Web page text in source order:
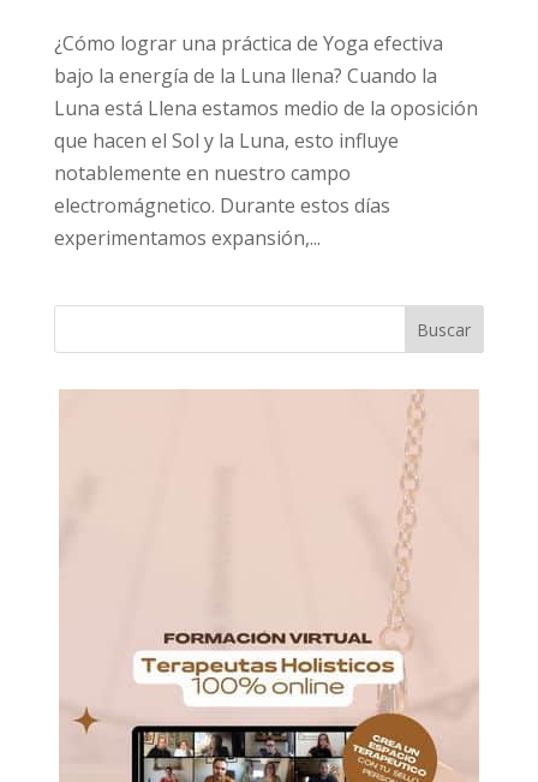
¿Cómo lograr una práctica de Yoga efectiva
bajo la energía de la Luna llena? Cuando la
Luna está Llena estamos medio de la oposición
que hacen el Sol y la Luna, esto influye
notablemente en nuestro campo
electromágnetico. Durante estos días
experimentamos expansión,...